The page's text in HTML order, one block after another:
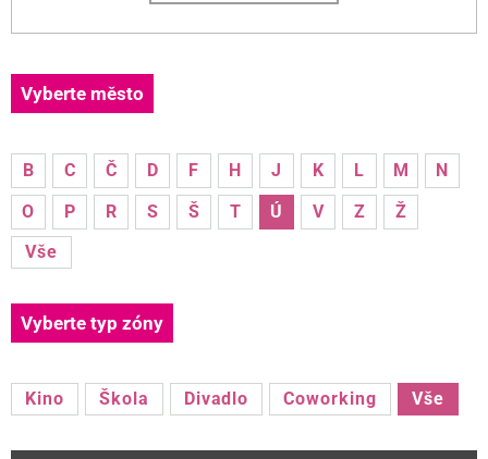
Vyberte město
B C Č D F H J K L M
N
O
P R S Š T Ú V Z
Ž
Vše
Vyberte typ zóny
Kino Škola Divadlo Coworking Vše